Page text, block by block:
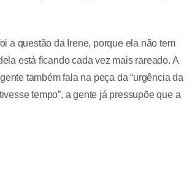
a questão da Irene, porque ela não tem
está ficando cada vez mais rareado. A
também fala na peça da “urgência da
tempo”, a gente já pressupõe que a